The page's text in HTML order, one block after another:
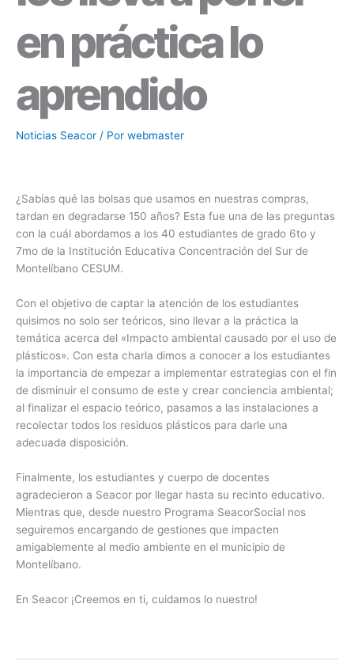
en práctica lo
aprendido
Noticias Seacor / Por webmaster
¿Sabías qué las bolsas que usamos en nuestras compras,
tardan en degradarse 150 años? Esta fue una de las preguntas
con la cuál abordamos a los 40 estudiantes de grado 6to y
7mo de la Institución Educativa Concentración del Sur de
Montelíbano CESUM.
Con el objetivo de captar la atención de los estudiantes
quisimos no solo ser teóricos, sino llevar a la práctica la
temática acerca del «Impacto ambiental causado por el uso de
plásticos». Con esta charla dimos a conocer a los estudiantes
la importancia de empezar a implementar estrategias con el fin
de disminuir el consumo de este y crear conciencia ambiental;
al finalizar el espacio teórico, pasamos a las instalaciones a
recolectar todos los residuos plásticos para darle una
adecuada disposición.
Finalmente, los estudiantes y cuerpo de docentes
agradecieron a Seacor por llegar hasta su recinto educativo.
Mientras que, desde nuestro Programa SeacorSocial nos
seguiremos encargando de gestiones que impacten
amigablemente al medio ambiente en el municipio de
Montelíbano.
En Seacor ¡Creemos en ti, cuidamos lo nuestro!